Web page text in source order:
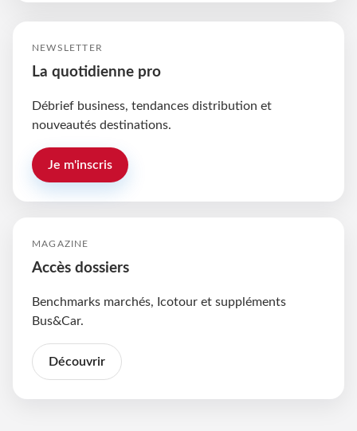
NEWSLETTER
La quotidienne pro
Débrief business, tendances distribution et
nouveautés destinations.
Je m'inscris
MAGAZINE
Accès dossiers
Benchmarks marchés, Icotour et suppléments
Bus&Car.
Découvrir